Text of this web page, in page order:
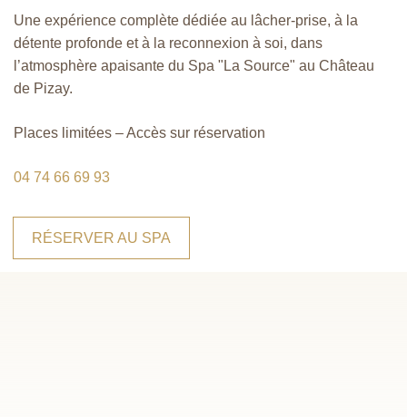
Une expérience complète dédiée au lâcher-prise, à la
détente profonde et à la reconnexion à soi, dans
l’atmosphère apaisante du Spa "La Source" au Château
de Pizay.
Places limitées – Accès sur réservation
04 74 66 69 93
RÉSERVER AU SPA